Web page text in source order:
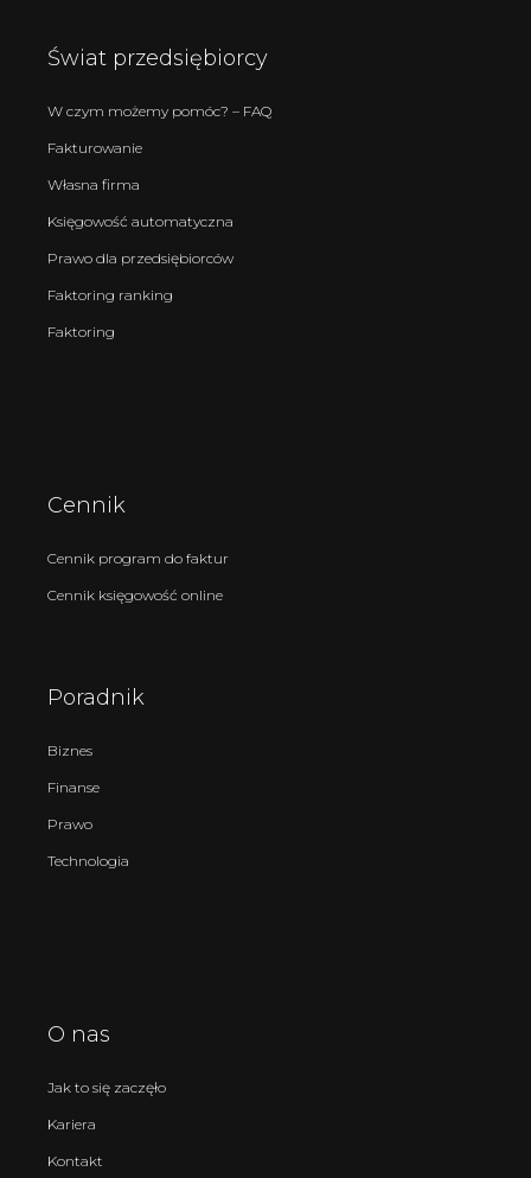
Świat przedsiębiorcy
W czym możemy pomóc? – FAQ
Fakturowanie
Własna firma
Księgowość automatyczna
Prawo dla przedsiębiorców
Faktoring ranking
Faktoring
Cennik
Cennik program do faktur
Cennik księgowość online
Poradnik
Biznes
Finanse
Prawo
Technologia
O nas
Jak to się zaczęło
Kariera
Kontakt